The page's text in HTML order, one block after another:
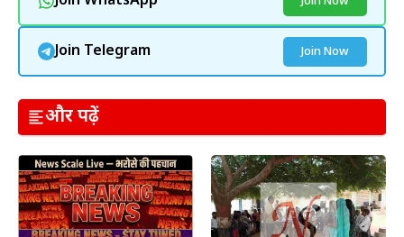
Join Telegram Join Now
और पढ़ें